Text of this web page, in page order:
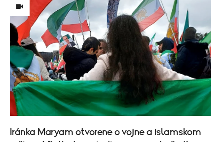
Iránka Maryam otvorene o vojne a islamskom